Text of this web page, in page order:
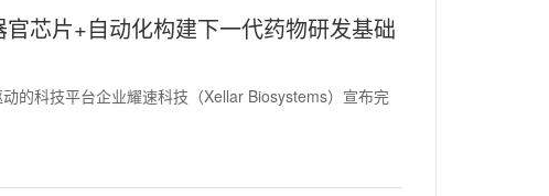
芯片+自动化构建下一代药物研发基础
的科技平台企业耀速科技（Xellar Biosystems）宣布完